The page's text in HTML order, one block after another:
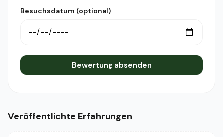
Besuchsdatum (optional)
Bewertung absenden
Veröffentlichte Erfahrungen